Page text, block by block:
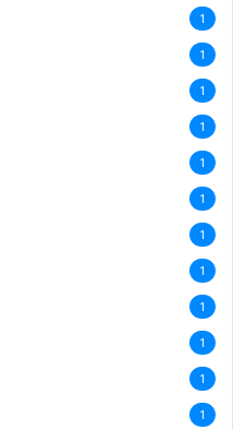
1
1
1
1
1
1
1
1
1
1
1
1